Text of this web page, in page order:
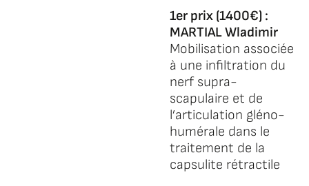
1er prix (1400€) :
MARTIAL Wladimir
Mobilisation associée
à une infiltration du
nerf supra-
scapulaire et de
l’articulation gléno-
humérale dans le
traitement de la
capsulite rétractile